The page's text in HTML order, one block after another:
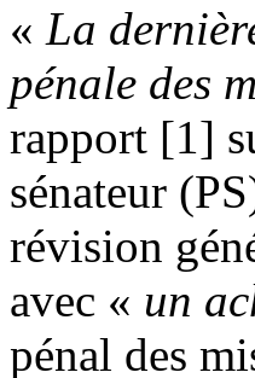
« La
pénale des
rapport [1]
sénateur
révision
avec « un
pénal des